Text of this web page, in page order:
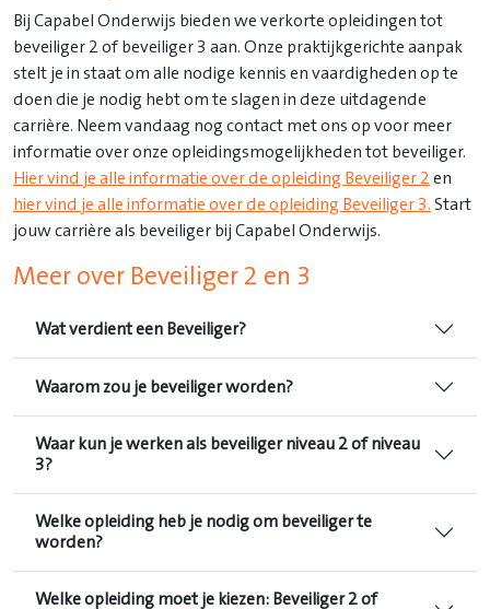
Bij Capabel Onderwijs bieden we verkorte opleidingen tot
beveiliger 2 of beveiliger 3 aan. Onze praktijkgerichte aanpak
stelt je in staat om alle nodige kennis en vaardigheden op te
doen die je nodig hebt om te slagen in deze uitdagende
carrière. Neem vandaag nog contact met ons op voor meer
informatie over onze opleidingsmogelijkheden tot beveiliger.
Hier vind je alle informatie over de opleiding Beveiliger 2 en
hier vind je alle informatie over de opleiding Beveiliger 3. Start
jouw carrière als beveiliger bij Capabel Onderwijs.
Meer over Beveiliger 2 en 3
Wat verdient een Beveiliger?
Waarom zou je beveiliger worden?
Waar kun je werken als beveiliger niveau 2 of niveau
3?
Welke opleiding heb je nodig om beveiliger te
worden?
Welke opleiding moet je kiezen: Beveiliger 2 of